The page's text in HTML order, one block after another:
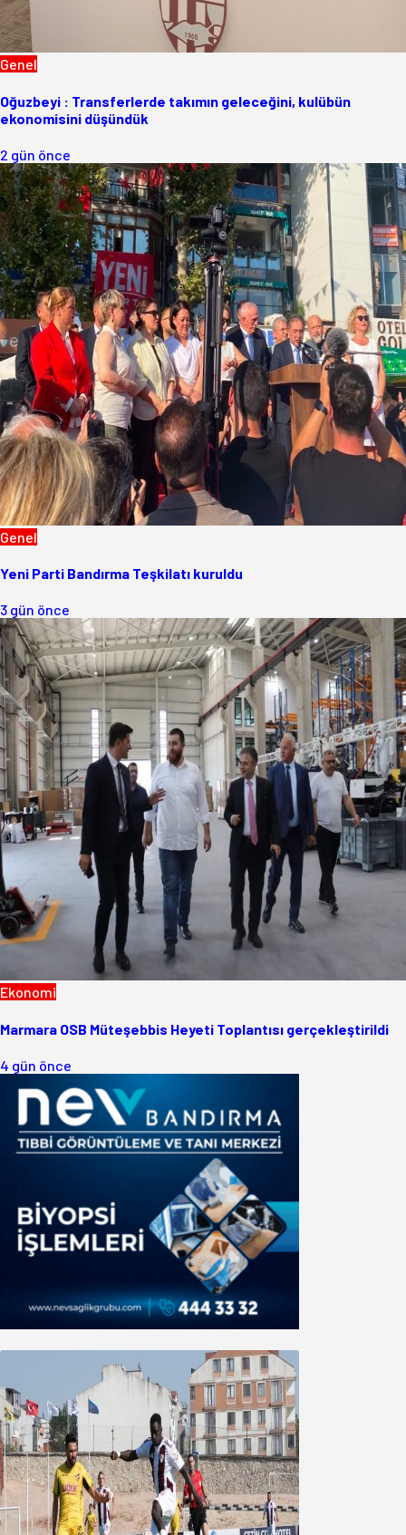
Genel
Oğuzbeyi : Transferlerde takımın geleceğini, kulübün
ekonomisini düşündük
2 gün önce
Genel
Yeni Parti Bandırma Teşkilatı kuruldu
3 gün önce
Ekonomi
Marmara OSB Müteşebbis Heyeti Toplantısı gerçekleştirildi
4 gün önce
Bandırmaspor’dan 3 gollü başlangıç